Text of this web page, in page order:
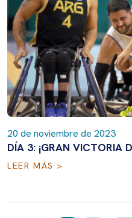
20 de noviembre de 2023
DÍA 3: ¡GRAN VICTORIA
LEER MÁS >